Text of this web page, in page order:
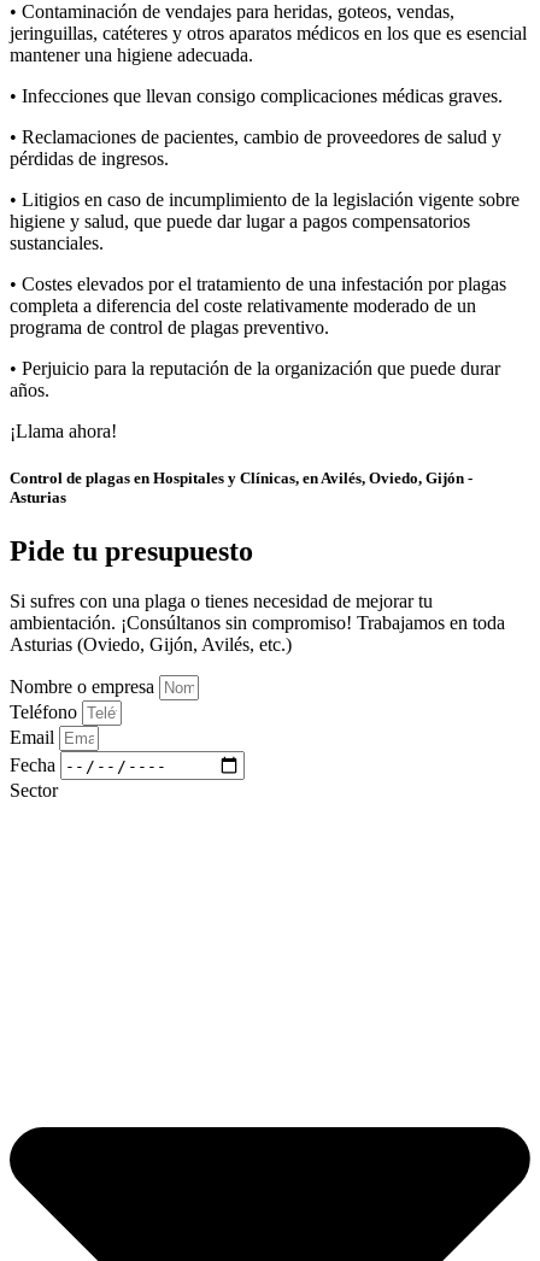
• Contaminación de vendajes para heridas, goteos, vendas,
jeringuillas, catéteres y otros aparatos médicos en los que es esencial
mantener una higiene adecuada.
• Infecciones que llevan consigo complicaciones médicas graves.
• Reclamaciones de pacientes, cambio de proveedores de salud y
pérdidas de ingresos.
• Litigios en caso de incumplimiento de la legislación vigente sobre
higiene y salud, que puede dar lugar a pagos compensatorios
sustanciales.
• Costes elevados por el tratamiento de una infestación por plagas
completa a diferencia del coste relativamente moderado de un
programa de control de plagas preventivo.
• Perjuicio para la reputación de la organización que puede durar
años.
¡Llama ahora!
Control de plagas en Hospitales y Clínicas, en Avilés, Oviedo, Gijón -
Asturias
Pide tu presupuesto
Si sufres con una plaga o tienes necesidad de mejorar tu
ambientación. ¡Consúltanos sin compromiso! Trabajamos en toda
Asturias (Oviedo, Gijón, Avilés, etc.)
Nombre o empresa
Teléfono
Email
Fecha
Sector